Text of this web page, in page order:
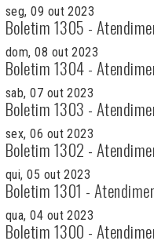
seg, 09 out 2023
Boletim 1305 -
dom, 08 out 2023
Boletim 1304 -
sab, 07 out 2023
Boletim 1303 -
sex, 06 out 2023
Boletim 1302 -
qui, 05 out 2023
Boletim 1301 -
qua, 04 out 2023
Boletim 1300 -